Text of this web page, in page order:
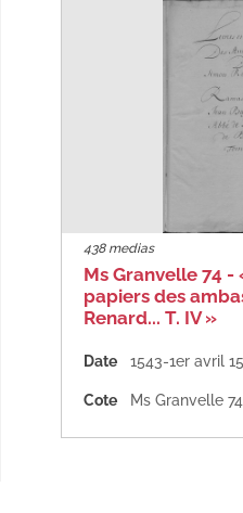
438 medias
Ms Granvelle 74
papiers des
Renard... T. IV »
Date 1543-1er avril
Cote Ms Granvelle 74